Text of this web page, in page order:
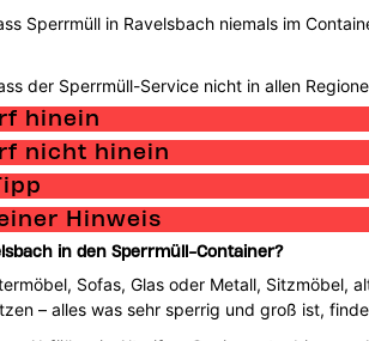
Sperrmüll in Ravelsbach niemals im
der Sperrmüll-Service nicht in allen
hinein
nicht hinein
Hinweis
in den Sperrmüll-Container?
Sofas, Glas oder Metall, Sitzmöbel,
– alles was sehr sperrig und groß ist,